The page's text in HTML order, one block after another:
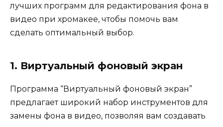
лучших программ для редактирования фона в
видео при хромакее, чтобы помочь вам
сделать оптимальный выбор.
1. Виртуальный фоновый экран
Программа “Виртуальный фоновый экран”
предлагает широкий набор инструментов для
замены фона в видео, позволяя вам создавать